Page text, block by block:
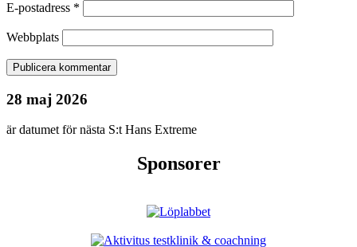
E-postadress *
Webbplats
28 maj 2026
är datumet för nästa S:t Hans Extreme
Sponsorer